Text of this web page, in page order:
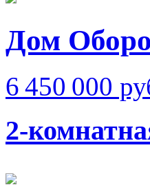
Дом
6 450 000
2-